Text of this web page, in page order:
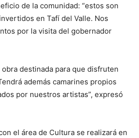
de la comunidad: “estos son
en Tafí del Valle. Nos
por la visita del gobernador
destinada para que disfruten
además camarines propios
por nuestros artistas”, expresó
el área de Cultura se realizará en